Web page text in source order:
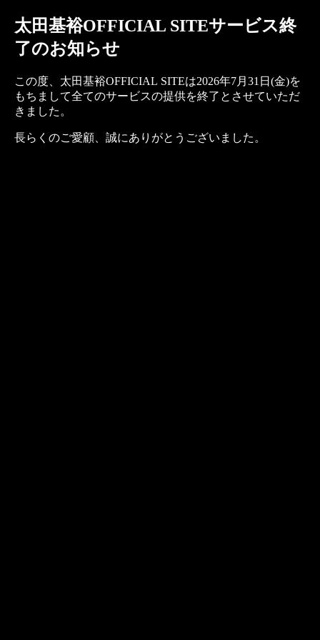
太田基裕OFFICIAL SITEサービス終
了のお知らせ
この度、太田基裕OFFICIAL SITEは2026年7月31日(金)を
もちまして全てのサービスの提供を終了とさせていただ
きました。
長らくのご愛顧、誠にありがとうございました。